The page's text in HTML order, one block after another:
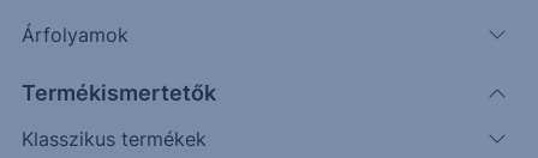
Árfolyamok
Termékismertetők
Klasszikus termékek
Timeframe Irány
Napos